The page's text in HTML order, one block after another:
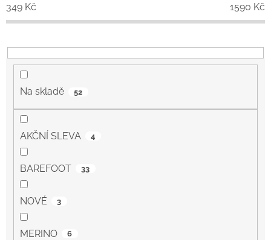
d
u
349 Kč 1590 Kč
Na skladě 52
AKČNÍ SLEVA 4
BAREFOOT 33
NOVÉ 3
MERINO 6